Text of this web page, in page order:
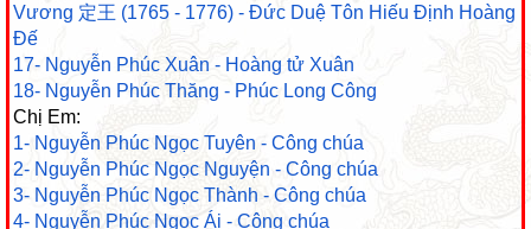
Vương 定王 (1765 - 1776) - Đức Duệ Tôn Hiếu Định Hoàng
Đế
17- Nguyễn Phúc Xuân - Hoàng tử Xuân
18- Nguyễn Phúc Thăng - Phúc Long Công
Chị Em:
1- Nguyễn Phúc Ngọc Tuyên - Công chúa
2- Nguyễn Phúc Ngọc Nguyện - Công chúa
3- Nguyễn Phúc Ngọc Thành - Công chúa
4- Nguyễn Phúc Ngọc Ái - Công chúa